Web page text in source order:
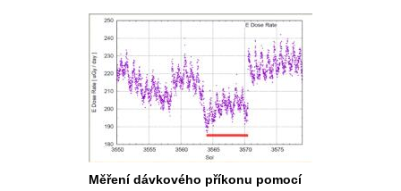
Měření dávkového příkonu pomocí